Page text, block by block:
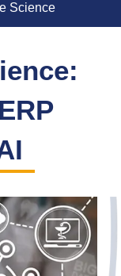
Science